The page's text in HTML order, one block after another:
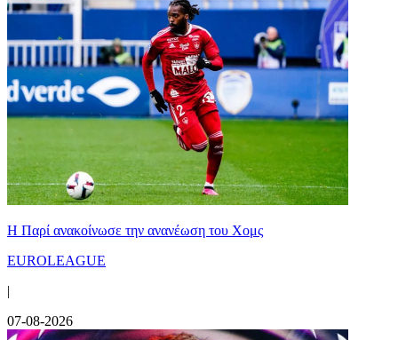
Η Παρί ανακοίνωσε την ανανέωση του Χομς
EUROLEAGUE
|
07-08-2026